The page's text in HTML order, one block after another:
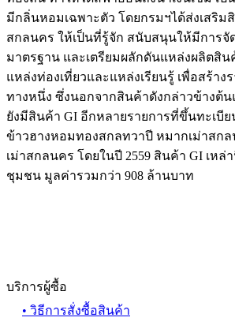
มีกลิ่นหอมเฉพาะตัว โดยกรมฯได้ส่งเสริม
สกลนคร ให้เป็นที่รู้จัก สนับสนุนให้มีการจั
มาตรฐาน และเตรียมผลักดันแหล่งผลิตสิน
แหล่งท่องเที่ยวและแหล่งเรียนรู้ เพื่อสร้า
ทางหนึ่ง ซึ่งนอกจากสินค้าดังกล่าวข้างต้
ยังมีสินค้า GI อีกหลายรายการที่ขึ้นทะเบี
ข้าวฮางหอมทองสกลทวาปี หมากเม่าสก
เม่าสกลนคร โดยในปี 2559 สินค้า GI เหล่
ชุมชน มูลค่ารวมกว่า 908 ล้านบาท
บริการผู้ซื้อ
• วิธีการสั่งซื้อสินค้า